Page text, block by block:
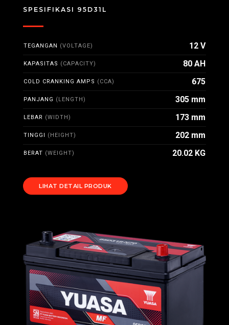
SPESIFIKASI 95D31L
TEGANGAN (VOLTAGE) 12 V
KAPASITAS (CAPACITY) 80 AH
COLD CRANKING AMPS (CCA) 675
PANJANG (LENGTH) 305 mm
LEBAR (WIDTH) 173 mm
TINGGI (HEIGHT) 202 mm
BERAT (WEIGHT) 20.02 KG
LIHAT DETAIL PRODUK